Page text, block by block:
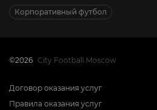
Корпоративный футбол
©2026 City Football Moscow
Договор оказания услуг
Правила оказания услуг